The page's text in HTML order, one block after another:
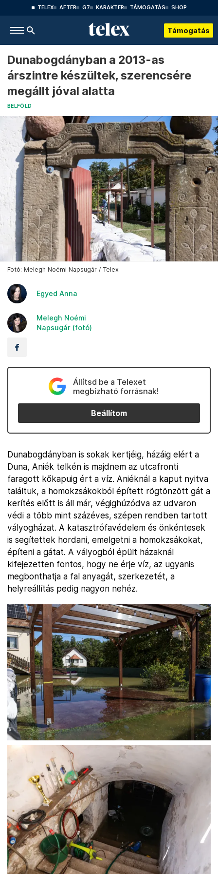
TELEX AFTER G7 KARAKTER TÁMOGATÁS SHOP
Támogatás
Dunabogdányban a 2013-as
árszintre készültek, szerencsére
megállt jóval alatta
BELFÖLD
Fotó: Melegh Noémi Napsugár / Telex
Egyed Anna
Melegh Noémi
Napsugár (fotó)
Állítsd be a Telexet
megbízható forrásnak!
Beállítom
Dunabogdányban is sokak kertjéig, házáig elért a
Duna, Aniék telkén is majdnem az utcafronti
faragott kőkapuig ért a víz. Aniéknál a kaput nyitva
találtuk, a homokzsákokból épített rögtönzött gát a
kerítés előtt is áll már, végighúzódva az udvaron
védi a több mint százéves, szépen rendben tartott
vályogházat. A katasztrófavédelem és önkéntesek
is segítettek hordani, emelgetni a homokzsákokat,
építeni a gátat. A vályogból épült házaknál
kifejezetten fontos, hogy ne érje víz, az ugyanis
megbonthatja a fal anyagát, szerkezetét, a
helyreállítás pedig nagyon nehéz.